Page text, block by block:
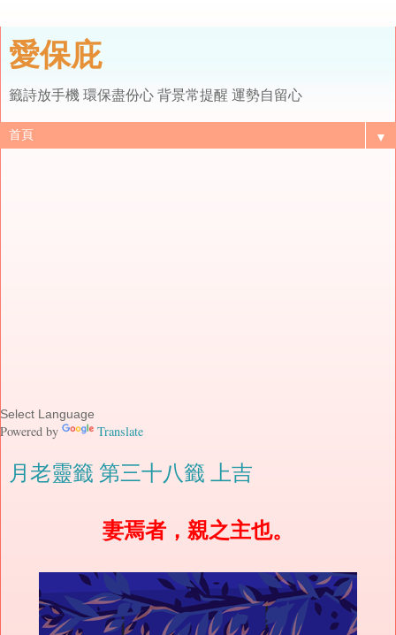
愛保庇
籤詩放手機 環保盡份心 背景常提醒 運勢自留心
▼
Powered by Translate
月老靈籤 第三十八籤 上吉
妻焉者，親之主也。